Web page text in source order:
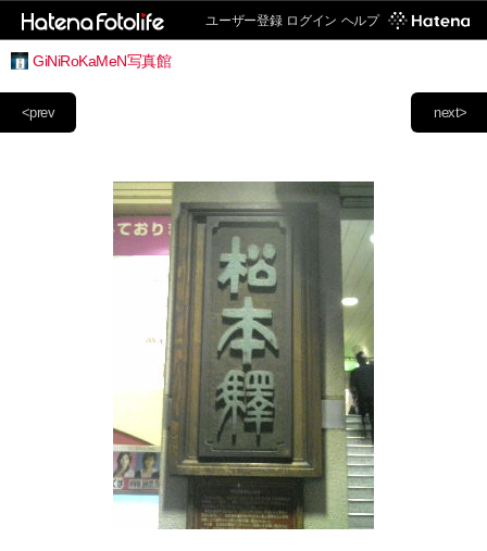
ユーザー登録 ログイン ヘルプ
GiNiRoKaMeN写真館
next>
<prev